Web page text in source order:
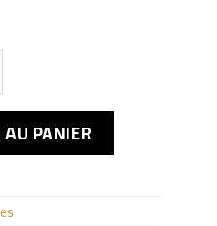
RICHE ET LE PAUVRE
PANIER